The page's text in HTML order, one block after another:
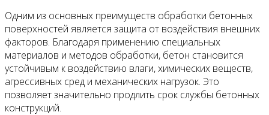
Одним из основных преимуществ обработки бетонных
поверхностей является защита от воздействия внешних
факторов. Благодаря применению специальных
материалов и методов обработки, бетон становится
устойчивым к воздействию влаги, химических веществ,
агрессивных сред и механических нагрузок. Это
позволяет значительно продлить срок службы бетонных
конструкций.